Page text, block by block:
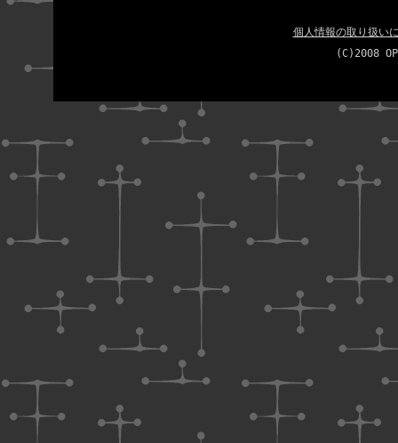
個人情報の取り扱い
(C)2008